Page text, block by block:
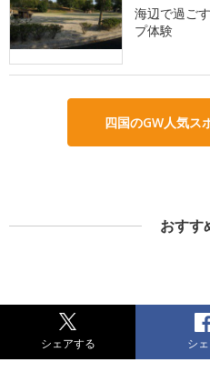
海辺で過ご
プ体験
四国のGW人気ス
おすす
シェアする シ